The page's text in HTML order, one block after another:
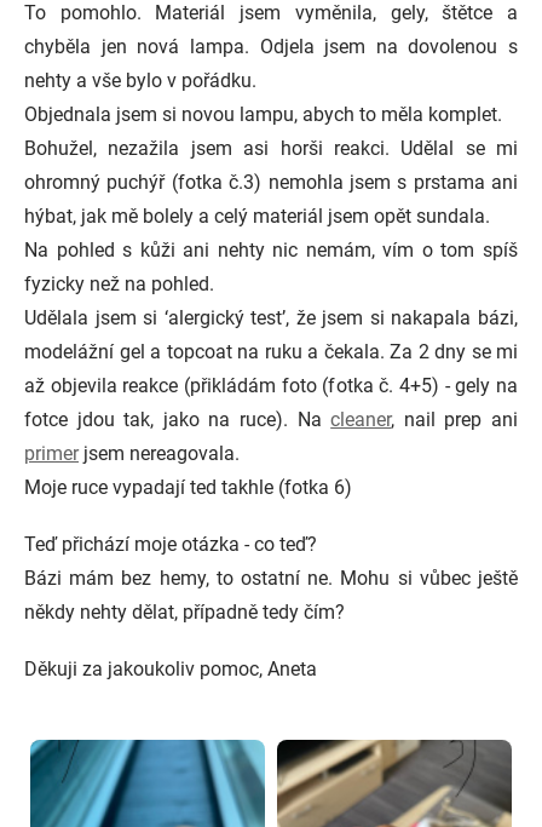
To pomohlo. Materiál jsem vyměnila, gely, štětce a
chyběla jen nová lampa. Odjela jsem na dovolenou s
nehty a vše bylo v pořádku.
Objednala jsem si novou lampu, abych to měla komplet.
Bohužel, nezažila jsem asi horši reakci. Udělal se mi
ohromný puchýř (fotka č.3) nemohla jsem s prstama ani
hýbat, jak mě bolely a celý materiál jsem opět sundala.
Na pohled s kůži ani nehty nic nemám, vím o tom spíš
fyzicky než na pohled.
Udělala jsem si ‘alergický test’, že jsem si nakapala bázi,
modelážní gel a topcoat na ruku a čekala. Za 2 dny se mi
až objevila reakce (přikládám foto (fotka č. 4+5) - gely na
fotce jdou tak, jako na ruce). Nacleaner, nail prep ani
primerjsem nereagovala.
Moje ruce vypadají ted takhle (fotka 6)
Teď přichází moje otázka - co teď?
Bázi mám bez hemy, to ostatní ne. Mohu si vůbec ještě
někdy nehty dělat, případně tedy čím?
Děkuji za jakoukoliv pomoc, Aneta